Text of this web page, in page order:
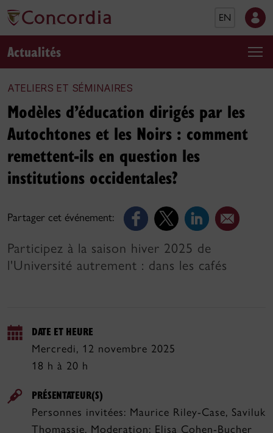
EN
Actualités
ATELIERS ET SÉMINAIRES
Partager cet événement:
Modèles d’éducation dirigés par les
Autochtones et les Noirs : comment
remettent-ils en question les
institutions occidentales?
Participez à la saison hiver 2025 de
l'Université autrement : dans les cafés
DATE ET HEURE
Mercredi, 12 novembre 2025
18 h à 20 h
PRÉSENTATEUR(S)
Personnes invitées: Maurice Riley-Case, Saviluk
Thomassie. Moderation: Elisa Cohen-Bucher